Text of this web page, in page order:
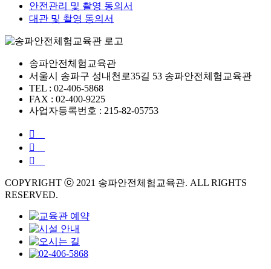
안전관리 및 촬영 동의서
대관 및 촬영 동의서
송파안전체험교육관
서울시 송파구 성내천로35길 53 송파안전체험교육관
TEL : 02-406-5868
FAX : 02-400-9225
사업자등록번호 : 215-82-05753
COPYRIGHT ⓒ 2021 송파안전체험교육관. ALL RIGHTS
RESERVED.